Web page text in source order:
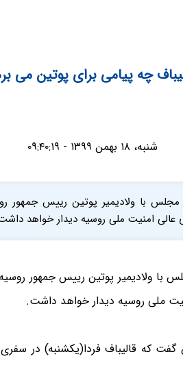
چه پیامی برای پوتین می
شنبه، ۱۸ بهمن ۱۳۹۹ - ۰۹:۴۰:۱۹
مجلس با ولادیمیر پوتین رییس جمهور
امنیت ملی روسیه دیدار خواهد
با ولادیمیر پوتین رییس جمهور
ملی روسیه دیدار خواهد داشت.